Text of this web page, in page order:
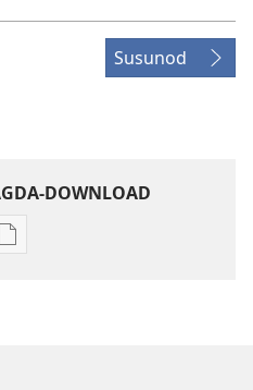
Susunod
DOWNLOAD
Opsiyon